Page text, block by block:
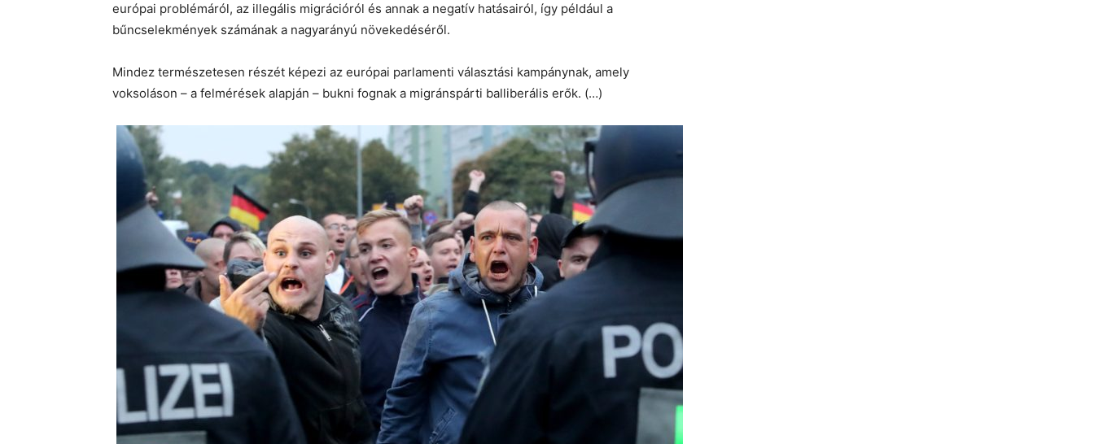
európai problémáról, az illegális migrációról és annak a negatív hatásairól, így például a
bűncselekmények számának a nagyarányú növekedéséről.
Mindez természetesen részét képezi az európai parlamenti választási kampánynak, amely
voksoláson – a felmérések alapján – bukni fognak a migránspárti balliberális erők. (…)